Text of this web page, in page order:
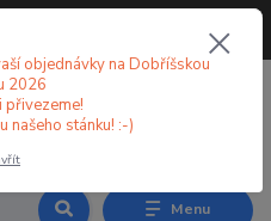
Menu
objednávky na Dobříšskou
2026
přivezeme!
našeho stánku! :-)